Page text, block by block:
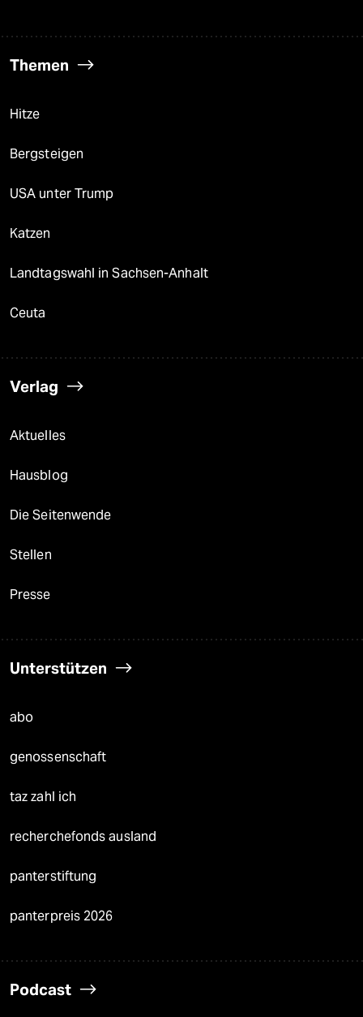
Themen
Hitze
Bergsteigen
USA unter Trump
Katzen
Landtagswahl in Sachsen-Anhalt
Ceuta
Verlag
Aktuelles
Hausblog
Die Seitenwende
Stellen
Presse
Unterstützen
abo
genossenschaft
taz zahl ich
recherchefonds ausland
panterstiftung
panterpreis 2026
Podcast